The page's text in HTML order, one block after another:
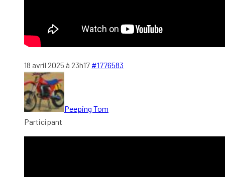
18 avril 2025 à 23h17 #1776583
Peeping Tom
Participant